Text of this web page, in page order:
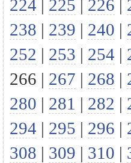
224 | 225 | 226 |
238 | 239 | 240 |
252 | 253 | 254 |
266 | 267 | 268 |
280 | 281 | 282 |
294 | 295 | 296 |
308 | 309 | 310 |